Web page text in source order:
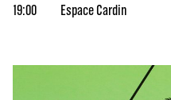
19:00 Espace Cardin